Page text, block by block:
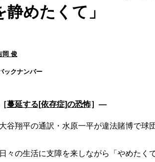
静めたくて」
岡 俊
ックナンバー
蔓延する[依存症]の恐怖］―
谷翔平の通訳・水原一平が違法賭博で球
々の生活に支障を来しながら「やめたく